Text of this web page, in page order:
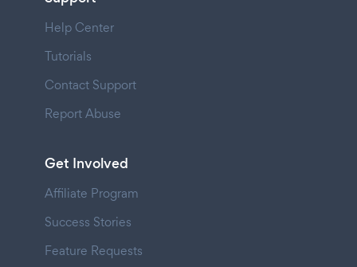
Help Center
Tutorials
Contact Support
Report Abuse
Get Involved
Affiliate Program
Success Stories
Feature Requests